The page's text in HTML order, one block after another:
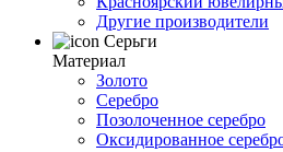
Другие производители
Серьги
Материал
Золото
Серебро
Позолоченное серебро
Оксидированное